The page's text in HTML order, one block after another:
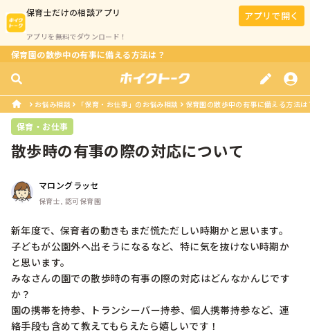
保育士だけの相談アプリ
アプリを無料でダウンロード！
アプリで開く
保育園の散歩中の有事に備える方法は？
お悩み相談 「保育・お仕事」のお悩み相談 保育園の散歩中の有事に備える方法は
保育・お仕事
散歩時の有事の際の対応について
マロングラッセ
保育士, 認可保育園
新年度で、保育者の動きもまだ慌ただしい時期かと思います。
子どもが公園外へ出そうになるなど、特に気を抜けない時期か
と思います。
みなさんの園での散歩時の有事の際の対応はどんなかんじです
か？
園の携帯を持参、トランシーバー持参、個人携帯持参など、連
絡手段も含めて教えてもらえたら嬉しいです！